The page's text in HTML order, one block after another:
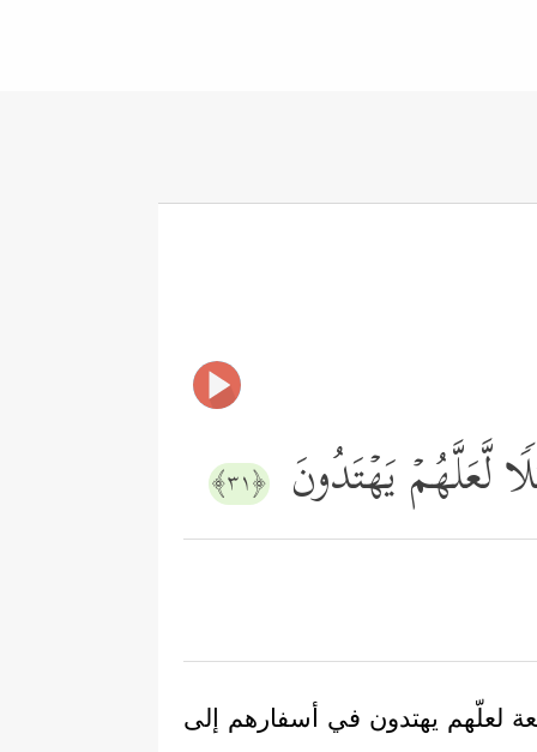
لَّعَلَّهُمۡ یَهۡتَدُونَ ﴿٣١﴾
لعلّهم يهتدون في أسفارهم إلى